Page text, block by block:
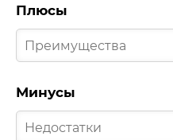
Плюсы
Минусы